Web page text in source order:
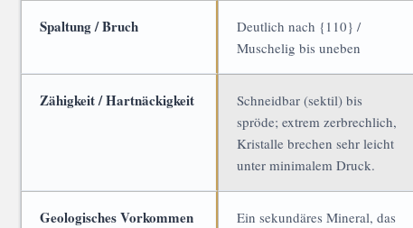
Spaltung / Bruch
Deutlich nach {110} /
Muschelig bis uneben
Zähigkeit / Hartnäckigkeit
Schneidbar (sektil) bis
spröde; extrem zerbrechlich,
Kristalle brechen sehr leicht
unter minimalem Druck.
Geologisches Vorkommen
Ein sekundäres Mineral, das